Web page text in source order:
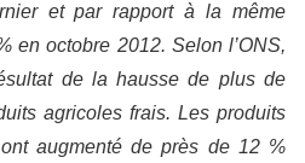
et par rapport à la même
en octobre 2012. Selon l’ONS,
de la hausse de plus de
agricoles frais. Les produits
augmenté de près de 12 %